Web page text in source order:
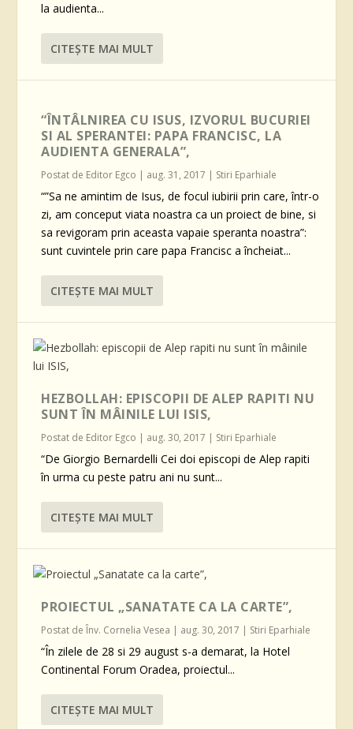
la audienta...
CITEŞTE MAI MULT
“ÎNTÂLNIREA CU ISUS, IZVORUL BUCURIEI
SI AL SPERANTEI: PAPA FRANCISC, LA
AUDIENTA GENERALA”,
Postat de Editor Egco | aug. 31, 2017 | Stiri Eparhiale
“”Sa ne amintim de Isus, de focul iubirii prin care, într-o
zi, am conceput viata noastra ca un proiect de bine, si
sa revigoram prin aceasta vapaie speranta noastra”:
sunt cuvintele prin care papa Francisc a încheiat...
CITEŞTE MAI MULT
HEZBOLLAH: EPISCOPII DE ALEP RAPITI NU
SUNT ÎN MÂINILE LUI ISIS,
Postat de Editor Egco | aug. 30, 2017 | Stiri Eparhiale
“De Giorgio Bernardelli Cei doi episcopi de Alep rapiti
în urma cu peste patru ani nu sunt...
CITEŞTE MAI MULT
PROIECTUL „SANATATE CA LA CARTE”,
Postat deÎnv. Cornelia Vesea | aug. 30, 2017 | Stiri Eparhiale
“În zilele de 28 si 29 august s-a demarat, la Hotel
Continental Forum Oradea, proiectul...
CITEŞTE MAI MULT